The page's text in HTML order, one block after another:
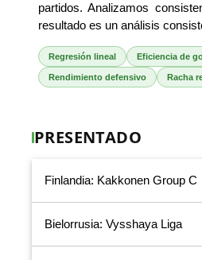
partidos. Analizamos
resultado es un análisis
Regresión lineal Eficiencia de
Rendimiento defensivo Racha
PRESENTADO
Finlandia: Kakkonen Group C
Bielorrusia: Vysshaya Liga